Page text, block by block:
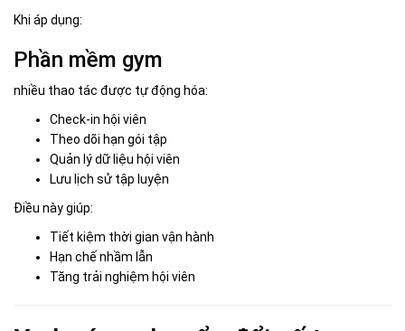
Khi áp dụng:
Phần mềm gym
nhiều thao tác được tự động hóa:
Check-in hội viên
Theo dõi hạn gói tập
Quản lý dữ liệu hội viên
Lưu lịch sử tập luyện
Điều này giúp:
Tiết kiệm thời gian vận hành
Hạn chế nhầm lẫn
Tăng trải nghiệm hội viên